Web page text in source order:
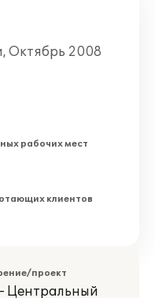
Октябрь 2008
рабочих мест
клиентов
проект
Центральный